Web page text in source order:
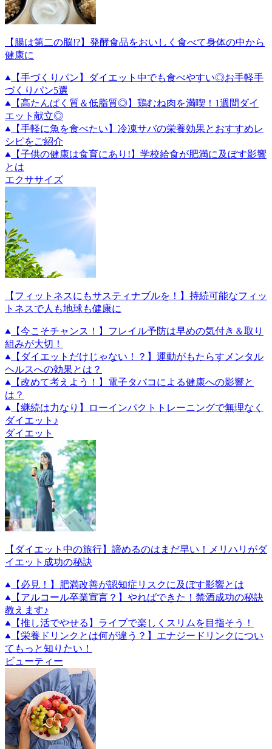
【腸は第二の脳!?】発酵食品をおいしく食べて身体の中から
健康に
【手づくりパン】ダイエット中でも食べやすい◎お手軽手
づくりパン5選
【高たんぱく質＆低脂質◎】鶏むね肉を満喫！1週間ダイ
エット献立◎
【手軽に魚を食べたい】冷凍サバの栄養効果とおすすめレ
シピをご紹介
【子供の健康は食育にあり!】学校給食が肥満に及ぼす影響
とは
エクササイズ
【フィットネスにもサスティナブルを！】持続可能なフィッ
トネスで人も地球も健康に
【今こそチャンス！】フレイル予防は早めの気付き＆取り
組みが大切！
【ダイエットだけじゃない！？】運動がもたらすメンタル
ヘルスへの効果とは？
【改めて考えよう！】電子タバコによる健康への影響と
は？
【継続は力なり】ローインパクトトレーニングで無理なく
ダイエット♪
ダイエット
【ダイエット中の旅行】諦めるのはまだ早い！メリハリがダ
イエット成功の秘訣
【必見！】肥満改善が認知症リスクに及ぼす影響とは
【アルコール卒業宣言？】やればできた！禁酒成功の秘訣
教えます♪
【推し活でやせる】ライブで楽しくスリムを目指そう！
【栄養ドリンクとは何が違う？】エナジードリンクについ
てもっと知りたい！
ビューティー